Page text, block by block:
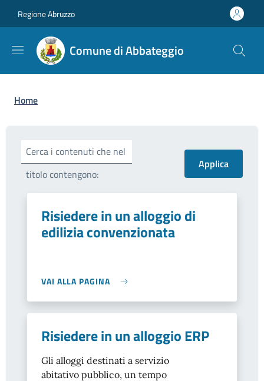
Regione Abruzzo
Comune di Abbateggio
Briciole di pane
Home
Cerca i contenuti che nel
titolo contengono:
Risiedere in un alloggio di
edilizia convenzionata
VAI ALLA PAGINA
Risiedere in un alloggio ERP
Gli alloggi destinati a servizio
abitativo pubblico, un tempo